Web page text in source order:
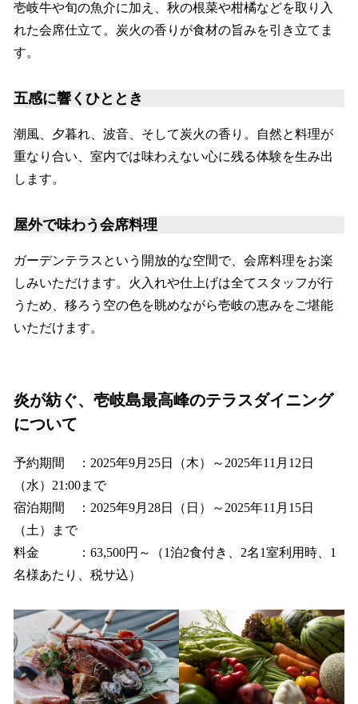
壱岐牛や旬の魚介に加え、秋の根菜や柑橘などを取り入
れた会席仕立て。炭火の香りが食材の旨みを引き立てま
す。
五感に響くひととき
潮風、夕暮れ、波音、そして炭火の香り。自然と料理が
重なり合い、室内では味わえない心に残る体験を生み出
します。
屋外で味わう会席料理
ガーデンテラスという開放的な空間で、会席料理をお楽
しみいただけます。火入れや仕上げは全てスタッフが行
うため、移ろう空の色を眺めながら壱岐の恵みをご堪能
いただけます。
炎が紡ぐ、壱岐島最高峰のテラスダイニング
について
予約期間 ：2025年9月25日（木）～2025年11月12日
（水）21:00まで
宿泊期間 ：2025年9月28日（日）～2025年11月15日
（土）まで
料金 ：63,500円～（1泊2食付き、2名1室利用時、1
名様あたり、税サ込）